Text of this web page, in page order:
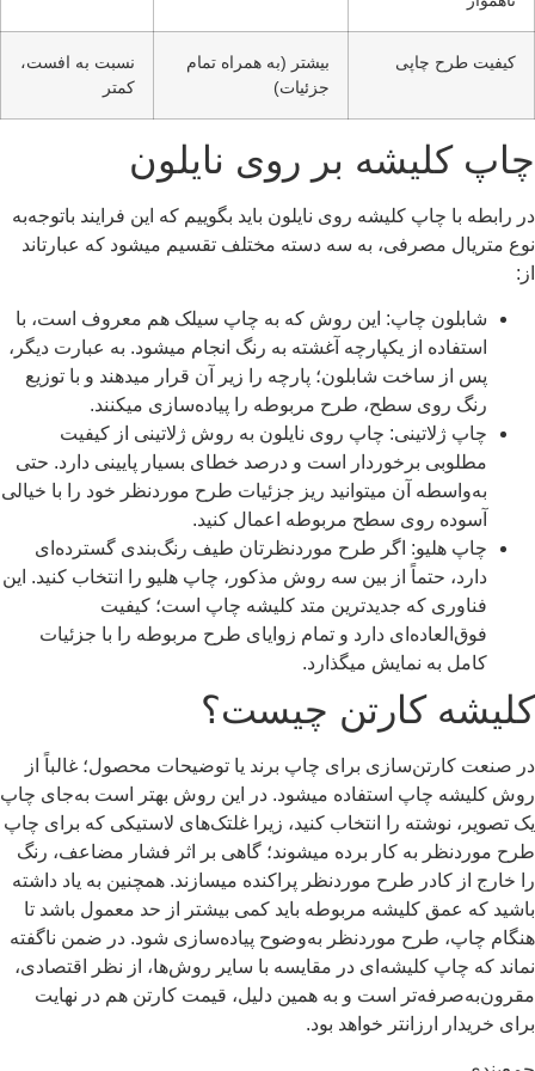
کیفیت طرح چاپی
بیشتر (به همراه تمام
جزئیات)
نسبت به افست،
کمتر
چاپ کلیشه بر روی نایلون
در رابطه با چاپ کلیشه روی نایلون باید بگوییم که این فرایند باتوجه‌به
نوع متریال مصرفی، به سه دسته مختلف تقسیم میشود که عبارتاند
از:
شابلون چاپ: این روش که به چاپ سیلک هم معروف است، با
استفاده از یکپارچه آغشته به رنگ انجام میشود. به عبارت دیگر،
پس از ساخت شابلون؛ پارچه را زیر آن قرار میدهند و با توزیع
رنگ روی سطح، طرح مربوطه را پیاده‌سازی میکنند.
چاپ ژلاتینی: چاپ روی نایلون به روش ژلاتینی از کیفیت
مطلوبی برخوردار است و درصد خطای بسیار پایینی دارد. حتی
به‌واسطه آن میتوانید ریز جزئیات طرح موردنظر خود را با خیالی
آسوده روی سطح مربوطه اعمال کنید.
چاپ هلیو: اگر طرح موردنظرتان طیف رنگ‌بندی گسترده‌ای
دارد، حتماً از بین سه روش مذکور، چاپ هلیو را انتخاب کنید. این
فناوری که جدیدترین متد کلیشه چاپ است؛ کیفیت
فوق‌العاده‌ای دارد و تمام زوایای طرح مربوطه را با جزئیات
کامل به نمایش میگذارد.
کلیشه کارتن چیست؟
در صنعت کارتن‌سازی برای چاپ برند یا توضیحات محصول؛ غالباً از
روش کلیشه چاپ استفاده میشود. در این روش بهتر است به‌جای چاپ
یک تصویر، نوشته را انتخاب کنید، زیرا غلتک‌های لاستیکی که برای چاپ
طرح موردنظر به کار برده میشوند؛ گاهی بر اثر فشار مضاعف، رنگ
را خارج از کادر طرح موردنظر پراکنده میسازند. همچنین به یاد داشته
باشید که عمق کلیشه مربوطه باید کمی بیشتر از حد معمول باشد تا
هنگام چاپ، طرح موردنظر به‌وضوح پیاده‌سازی شود. در ضمن ناگفته
نماند که چاپ کلیشه‌ای در مقایسه با سایر روش‌ها، از نظر اقتصادی،
مقرون‌به‌صرفه‌تر است و به همین دلیل، قیمت کارتن هم در نهایت
برای خریدار ارزانتر خواهد بود.